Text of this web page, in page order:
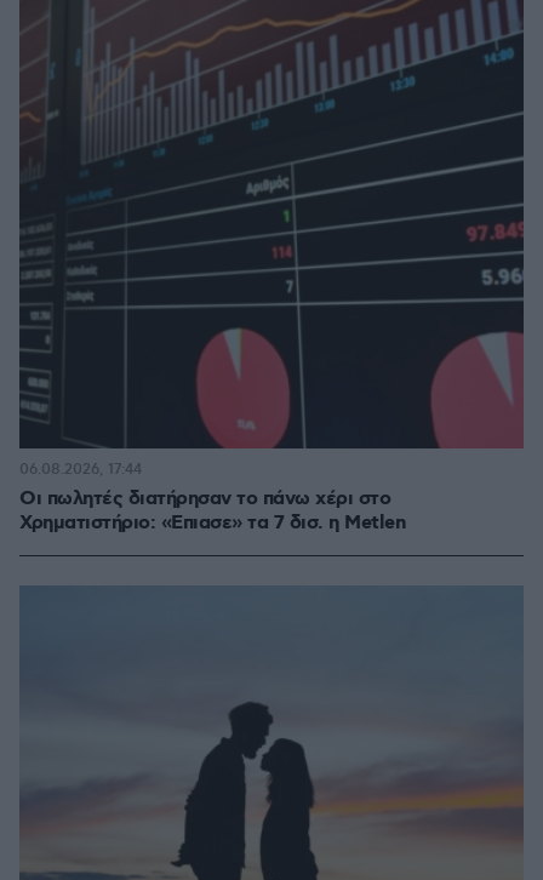
Οι πωλητές διατήρησαν το πάνω χέρι στο
Χρηματιστήριο: «Επιασε» τα 7 δισ. η Metlen
06.08.2026, 17:44